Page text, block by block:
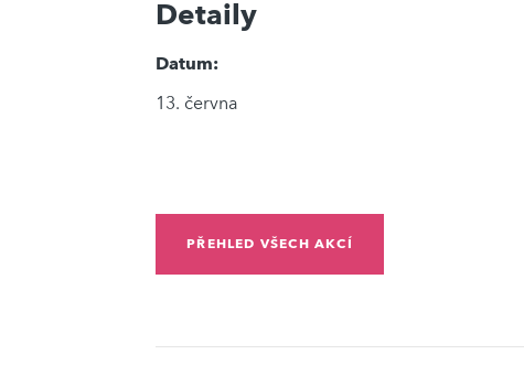
Detaily
Datum:
13. června
PŘEHLED VŠECH AKCÍ